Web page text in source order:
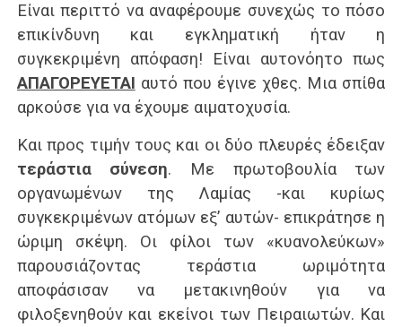
Είναι περιττό να αναφέρουμε συνεχώς το πόσο
επικίνδυνη και εγκληματική ήταν η
συγκεκριμένη απόφαση! Είναι αυτονόητο πως
ΑΠΑΓΟΡΕΥΕΤΑΙ αυτό που έγινε χθες. Μια σπίθα
αρκούσε για να έχουμε αιματοχυσία.
Και προς τιμήν τους και οι δύο πλευρές έδειξαν
τεράστια σύνεση. Με πρωτοβουλία των
οργανωμένων της Λαμίας -και κυρίως
συγκεκριμένων ατόμων εξ’ αυτών- επικράτησε η
ώριμη σκέψη. Οι φίλοι των «κυανολεύκων»
παρουσιάζοντας τεράστια ωριμότητα
αποφάσισαν να μετακινηθούν για να
φιλοξενηθούν και εκείνοι των Πειραιωτών. Και